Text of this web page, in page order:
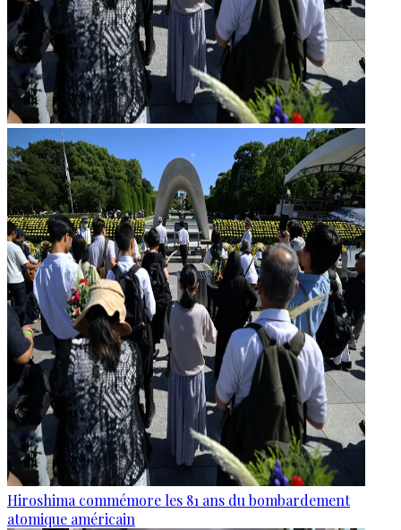
Hiroshima commémore les 81 ans du bombardement
atomique américain